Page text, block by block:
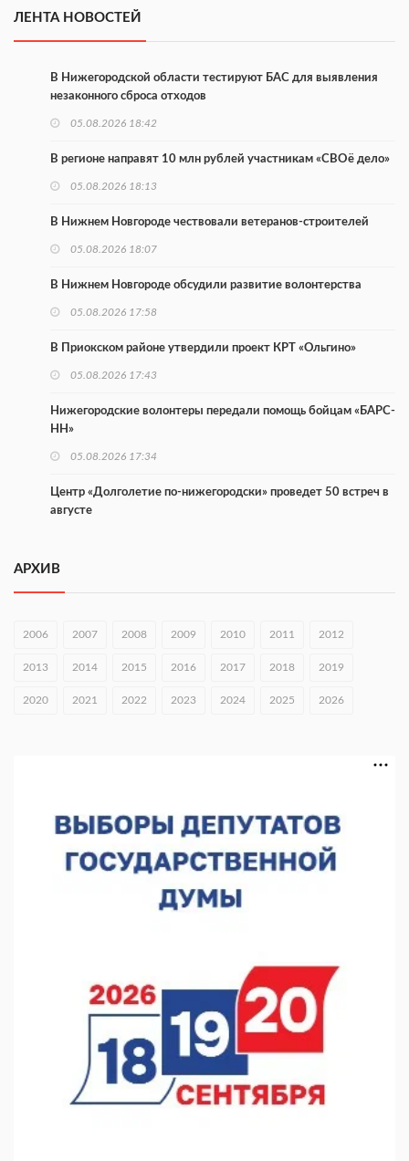
ЛЕНТА НОВОСТЕЙ
В Нижегородской области тестируют БАС для выявления
незаконного сброса отходов
05.08.2026 18:42
В регионе направят 10 млн рублей участникам «СВОё дело»
05.08.2026 18:13
В Нижнем Новгороде чествовали ветеранов-строителей
05.08.2026 18:07
В Нижнем Новгороде обсудили развитие волонтерства
05.08.2026 17:58
В Приокском районе утвердили проект КРТ «Ольгино»
05.08.2026 17:43
Нижегородские волонтеры передали помощь бойцам «БАРС-
НН»
05.08.2026 17:34
Центр «Долголетие по-нижегородски» проведет 50 встреч в
августе
Совет молодых ученых начал работу при правительстве
региона
05.08.2026 14:04
Фестиваль SALUT! ИСКРА пройдет в сквере Свердлова
Нижегородский кадровый центр проведет ярмарки вакансий
05.08.2026 10:51
АРХИВ
2006 2007 2008 2009 2010 2011 2012
2013 2014 2015 2016 2017 2018 2019
2020 2021 2022 2023 2024 2025 2026